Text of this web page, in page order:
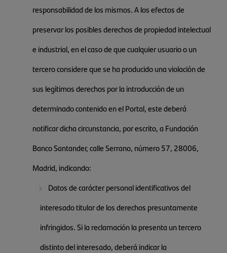
responsabilidad de los mismos. A los efectos de
preservar los posibles derechos de propiedad intelectual
e industrial, en el caso de que cualquier usuario o un
tercero considere que se ha producido una violación de
sus legítimos derechos por la introducción de un
determinado contenido en el Portal, este deberá
notificar dicha circunstancia, por escrito, a Fundación
Banco Santander, calle Serrano, número 57, 28006,
Madrid, indicando:
Datos de carácter personal identificativos del
interesado titular de los derechos presuntamente
infringidos. Si la reclamación la presenta un tercero
distinto del interesado, deberá indicar la